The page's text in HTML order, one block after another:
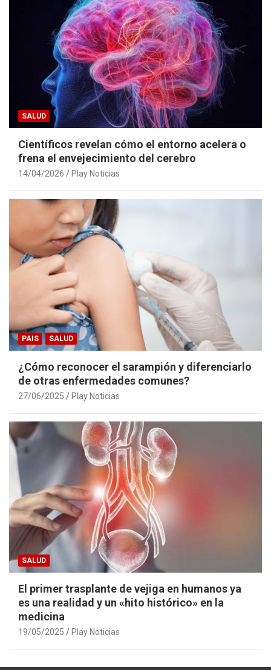
SALUD
Científicos revelan cómo el entorno acelera o
frena el envejecimiento del cerebro
14/04/2026 Play Noticias
PAIS SALUD
¿Cómo reconocer el sarampión y diferenciarlo
de otras enfermedades comunes?
27/06/2025 Play Noticias
SALUD
El primer trasplante de vejiga en humanos ya
es una realidad y un «hito histórico» en la
medicina
19/05/2025 Play Noticias